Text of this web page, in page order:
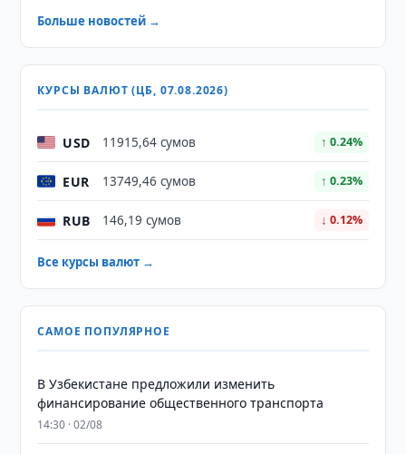
Больше новостей →
КУРСЫ ВАЛЮТ (ЦБ, 07.08.2026)
USD 11915,64 сумов ↑ 0.24%
EUR 13749,46 сумов ↑ 0.23%
RUB 146,19 сумов ↓ 0.12%
Все курсы валют →
САМОЕ ПОПУЛЯРНОЕ
В Узбекистане предложили изменить
финансирование общественного транспорта
14:30 · 02/08